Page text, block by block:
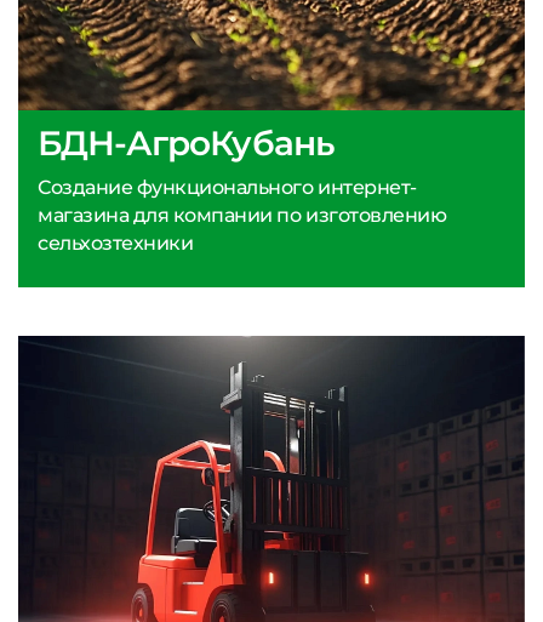
БДН-АгроКубань
Создание функционального интернет-
магазина для компании по изготовлению
сельхозтехники